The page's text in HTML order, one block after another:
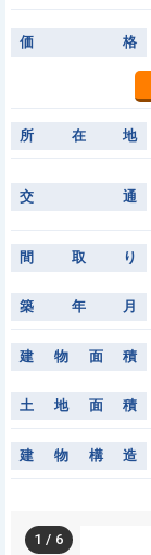
価 格
所 在 地
交 通
間 取 り
築 年 月
建 物 面 積
土 地 面 積
建 物 構 造
1 / 6